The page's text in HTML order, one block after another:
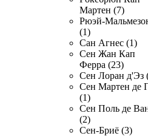
Мартен (7)
Рюэй-
(1)
Сан Агнес (1)
Сен Жан Кап
Ферра (23)
Сен Лоран д'Эз
Сен Мартен де
(1)
Сен Поль де
(2)
Сен-Бриё (3)